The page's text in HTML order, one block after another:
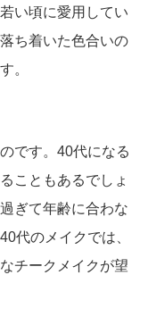
い頃に愛用してい
ち着いた色合いの
。
です。40代になる
こともあるでしょ
ぎて年齢に合わな
代のメイクでは、
チークメイクが望